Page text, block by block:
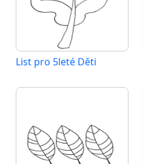
List pro 5leté Děti